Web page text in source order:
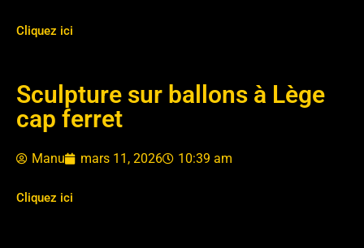
Cliquez ici
Sculpture sur ballons à Lège
cap ferret
Manu mars 11, 2026 10:39 am
Cliquez ici